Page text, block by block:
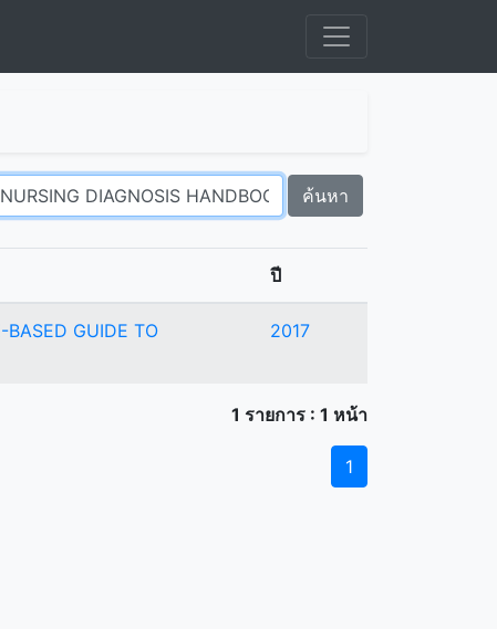
ค้นหา
ปี
BASED GUIDE TO
2017
1 รายการ : 1 หน้า
1